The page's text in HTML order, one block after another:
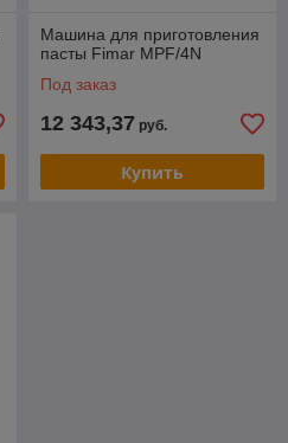
Машина для приготовления
пасты Fimar MPF/4N
Под заказ
12 343,37 руб.
Купить